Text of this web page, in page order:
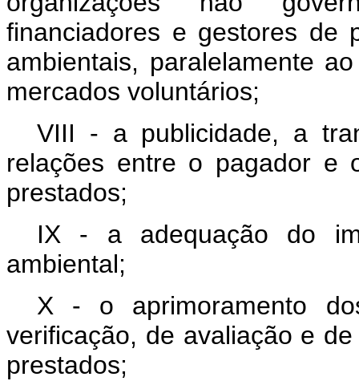
financiadores e gestores de
ambientais, paralelamente
mercados voluntários;
VIII - a publicidade, a
relações entre o pagador e
prestados;
IX - a adequação do
ambiental;
X - o aprimoramento
verificação, de avaliação e
prestados;